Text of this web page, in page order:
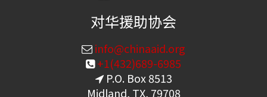
对华援助协会
info@chinaaid.org
+1(432)689-6985
P.O. Box 8513
Midland, TX, 79708